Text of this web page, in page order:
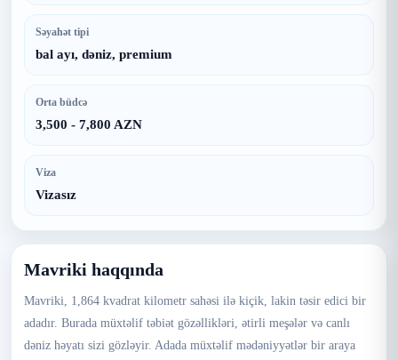
Səyahət tipi
bal ayı, dəniz, premium
Orta büdcə
3,500 - 7,800 AZN
Viza
Vizasız
Mavriki haqqında
Mavriki, 1,864 kvadrat kilometr sahəsi ilə kiçik, lakin təsir edici bir
adadır. Burada müxtəlif təbiət gözəllikləri, ətirli meşələr və canlı
dəniz həyatı sizi gözləyir. Adada müxtəlif mədəniyyətlər bir araya